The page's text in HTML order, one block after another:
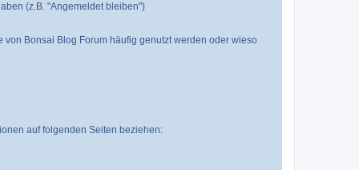
(z.B. "Angemeldet bleiben")
Bonsai Blog Forum häufig genutzt werden oder wieso
auf folgenden Seiten beziehen: